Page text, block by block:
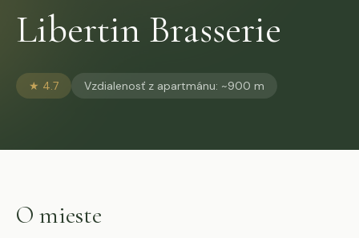
Libertin Brasserie
★ 4.7 Vzdialenosť z apartmánu: ~900 m
O mieste